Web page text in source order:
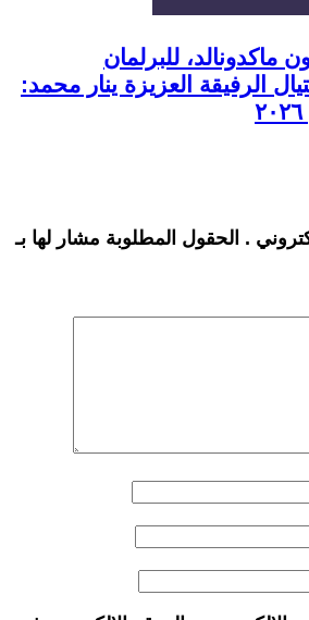
ماكدونالد، للبرلمان
الرفيقة العزيزة ينار محمد:
. الحقول المطلوبة مشار لها بـ